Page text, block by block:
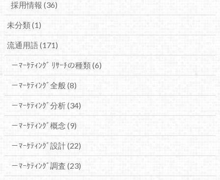
採用情報 (36)
未分類(1)
流通用語(171)
－ﾏｰｹﾃｨﾝｸﾞ ﾘｻｰﾁの種類(6)
－ﾏｰｹﾃｨﾝｸﾞ全般(8)
－ﾏｰｹﾃｨﾝｸﾞ分析(34)
－ﾏｰｹﾃｨﾝｸﾞ概念 (9)
－ﾏｰｹﾃｨﾝｸﾞ設計(22)
－ﾏｰｹﾃｨﾝｸﾞ調査 (23)